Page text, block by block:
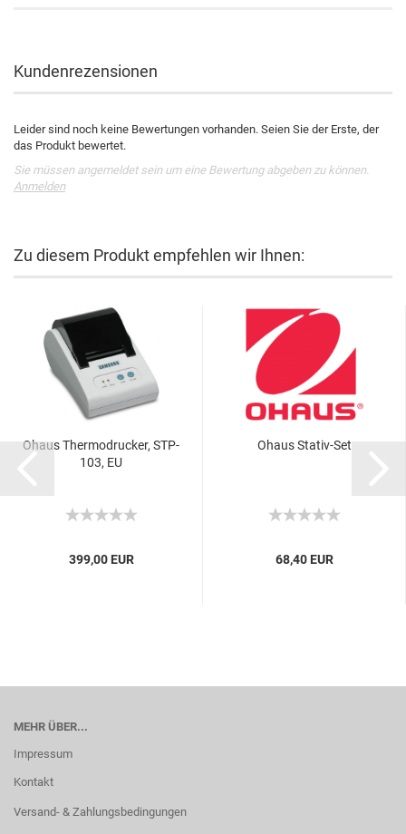
Kundenrezensionen
Leider sind noch keine Bewertungen vorhanden. Seien Sie der Erste, der
das Produkt bewertet.
Sie müssen angemeldet sein um eine Bewertung abgeben zu können.
Anmelden
Zu diesem Produkt empfehlen wir Ihnen:
Ohaus Thermodrucker, STP-
103, EU
399,00 EUR
Ohaus Stativ-Set
68,40 EUR
MEHR ÜBER...
Impressum
Kontakt
Versand- & Zahlungsbedingungen